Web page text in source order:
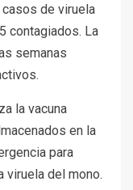
de viruela
contagiados. La
semanas
la vacuna
en la
para
viruela del mono.